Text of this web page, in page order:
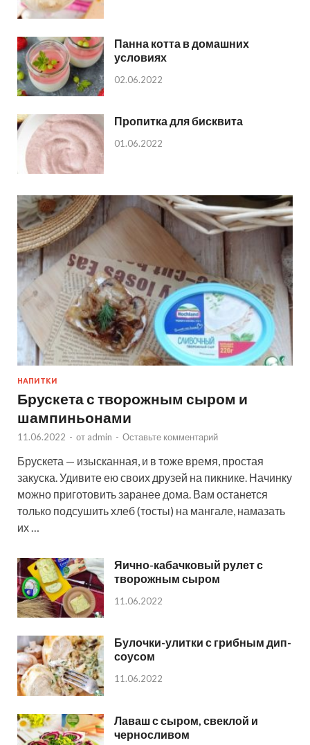
Панна котта в домашних
условиях
02.06.2022
Пропитка для бисквита
01.06.2022
НАПИТКИ
Брускета с творожным сыром и
шампиньонами
11.06.2022 - от admin - Оставьте комментарий
Брускета — изысканная, и в тоже время, простая
закуска. Удивите ею своих друзей на пикнике. Начинку
можно приготовить заранее дома. Вам останется
только подсушить хлеб (тосты) на мангале, намазать
их …
Яично-кабачковый рулет с
творожным сыром
11.06.2022
Булочки-улитки с грибным дип-
соусом
11.06.2022
Лаваш с сыром, свеклой и
черносливом